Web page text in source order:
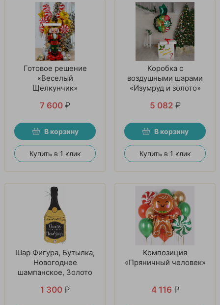
Готовое решение
«Веселый
Щелкунчик»
7 600 ₽
В корзину
Купить в 1 клик
Коробка с
воздушными шарами
«Изумруд и золото»
5 082 ₽
В корзину
Купить в 1 клик
Шар Фигура, Бутылка,
Новогоднее
шампанское, Золото
1 300 ₽
Композиция
«Пряничный человек»
4 116 ₽